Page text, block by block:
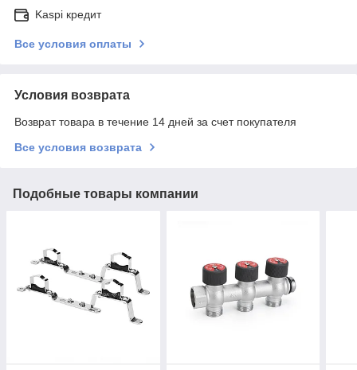
Kaspi кредит
Все условия оплаты
Условия возврата
Возврат товара в течение 14 дней за счет покупателя
Все условия возврата
Подобные товары компании